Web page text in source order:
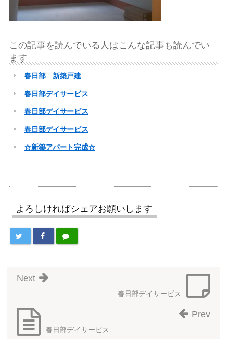
この記事を読んでいる人はこんな記事も読んでい
ます
春日部 新築戸建
春日部デイサービス
春日部デイサービス
春日部デイサービス
☆新築アパート完成☆
よろしければシェアお願いします
春日部デイサービス
Next
春日部デイサービス
Prev